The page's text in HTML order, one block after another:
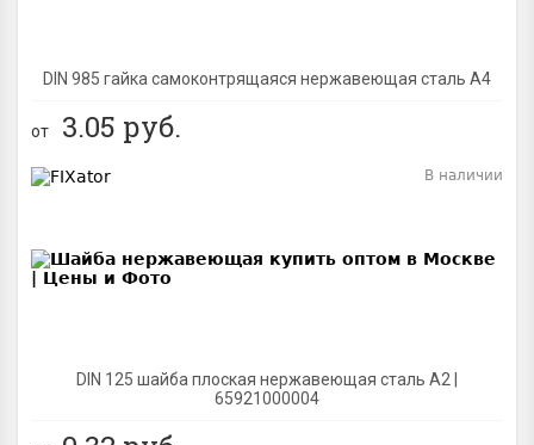
DIN 985 гайка самоконтрящаяся нержавеющая сталь A4
от 3.05 руб.
DIN 125 шайба плоская нержавеющая сталь A2 |
65921000004
В наличии